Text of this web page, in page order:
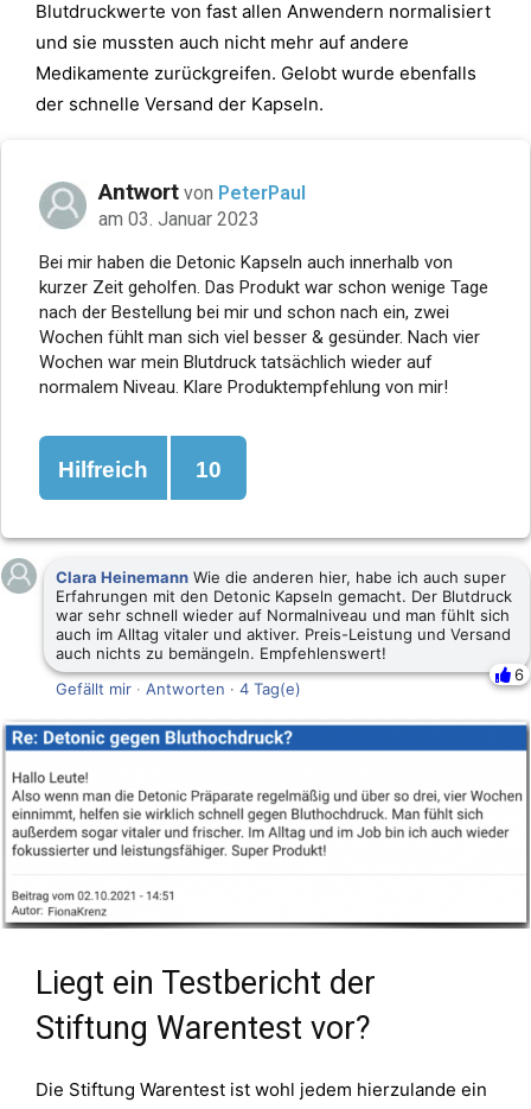
Blutdruckwerte von fast allen Anwendern normalisiert
und sie mussten auch nicht mehr auf andere
Medikamente zurückgreifen. Gelobt wurde ebenfalls
der schnelle Versand der Kapseln.
Antwort von PeterPaul
am 03. Januar 2023
Bei mir haben die Detonic Kapseln auch innerhalb von
kurzer Zeit geholfen. Das Produkt war schon wenige Tage
nach der Bestellung bei mir und schon nach ein, zwei
Wochen fühlt man sich viel besser & gesünder. Nach vier
Wochen war mein Blutdruck tatsächlich wieder auf
normalem Niveau. Klare Produktempfehlung von mir!
Hilfreich 10
Clara Heinemann Wie die anderen hier, habe ich auch super
Erfahrungen mit den Detonic Kapseln gemacht. Der Blutdruck
war sehr schnell wieder auf Normalniveau und man fühlt sich
auch im Alltag vitaler und aktiver. Preis-Leistung und Versand
auch nichts zu bemängeln. Empfehlenswert!
6
Gefällt mir · Antworten · 4 Tag(e)
Liegt ein Testbericht der
Stiftung Warentest vor?
Die Stiftung Warentest ist wohl jedem hierzulande ein